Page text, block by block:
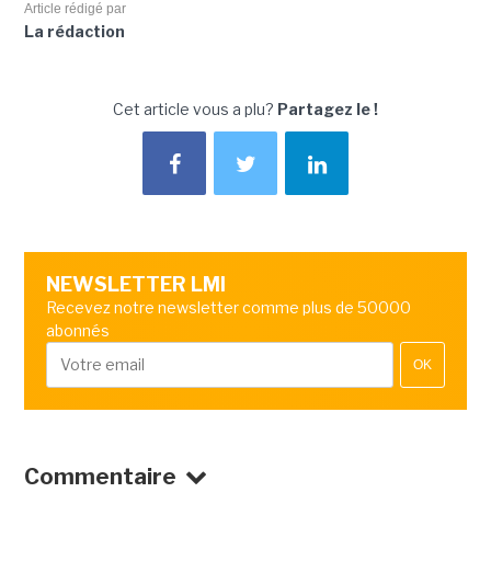
Article rédigé par
La rédaction
Cet article vous a plu? Partagez le !
NEWSLETTER LMI
Recevez notre newsletter comme plus de 50000
abonnés
OK
Commentaire